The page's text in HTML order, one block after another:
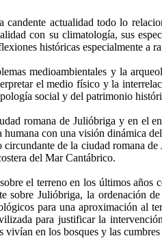
candente actualidad todo lo
con su climatología, sus
históricas especialmente a
medioambientales y la
el medio físico y la
social y del patrimonio
romana de Julióbriga y en el
con una visión dinámica
de la ciudad romana
del Mar Cantábrico.
el terreno en los últimos años
sobre Julióbriga, la ordenación
para una aproximación al
para justificar la
vivían en los bosques y las